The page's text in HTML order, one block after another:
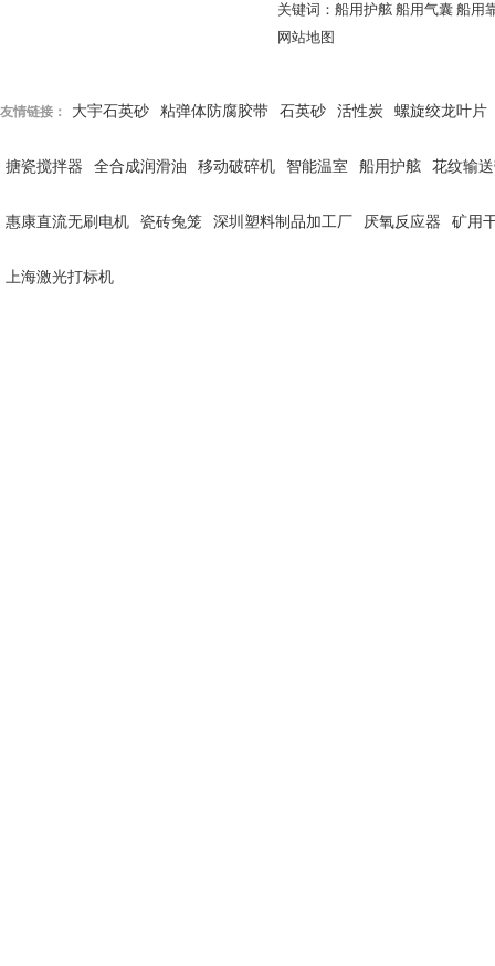
关键词：船用护舷 船用气囊 船用
网站地图
友情链接： 大宇石英砂 粘弹体防腐胶带 石英砂 活性炭 螺旋绞龙叶片
搪瓷搅拌器 全合成润滑油 移动破碎机 智能温室 船用护舷 花纹输
惠康直流无刷电机 瓷砖兔笼 深圳塑料制品加工厂 厌氧反应器 矿用
上海激光打标机